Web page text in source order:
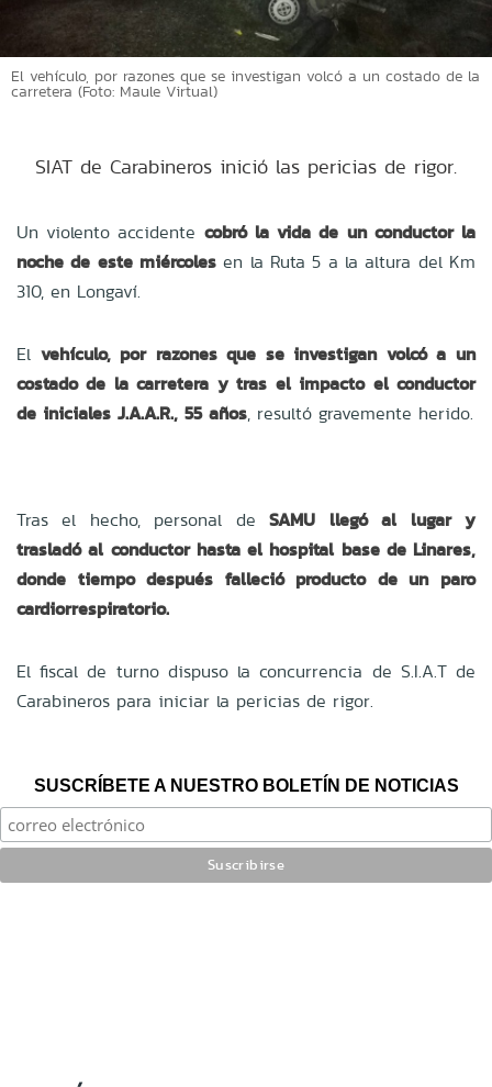
El vehículo, por razones que se investigan volcó a un costado de la
carretera (Foto: Maule Virtual)
SIAT de Carabineros inició las pericias de rigor.
Un violento accidente cobró la vida de un conductor la
noche de este miércoles en la Ruta 5 a la altura del Km
310, en Longaví.
El vehículo, por razones que se investigan volcó a un
costado de la carretera y tras el impacto el conductor
de iniciales J.A.A.R., 55 años, resultó gravemente herido.
Tras el hecho, personal deSAMU llegó al lugar y
trasladó al conductor hasta el hospital base de Linares,
donde tiempo después falleció producto de un paro
cardiorrespiratorio.
El fiscal de turno dispuso la concurrencia de S.I.A.T de
Carabineros para iniciar la pericias de rigor.
SUSCRÍBETE A NUESTRO BOLETÍN DE NOTICIAS